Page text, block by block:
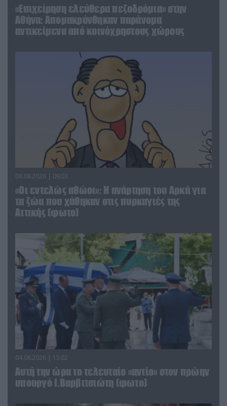
«Επιχείρηση ελεύθερα πεζοδρόμια» στην
Αθήνα: Απομακρύνθηκαν παράνομα
αντικείμενα από κοινόχρηστους χώρους
06.08.2026 | 09:03
«Οι εντελώς αθώοι»: Η ανάρτηση του Αρκά για
τα ζώα που χάθηκαν στις πυρκαγιές της
Αττικής (φωτο)
04.08.2026 | 15:02
Αυτή την ώρα το τελευταίο «αντίο» στον πρώην
υπουργό Ι.Βαρβιτσιώτη (φωτο)